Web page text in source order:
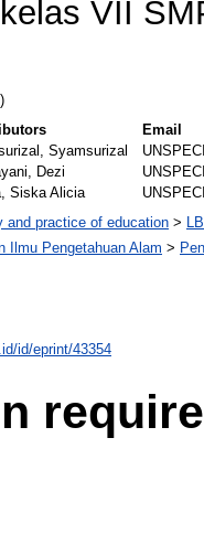
VII
Email
Syamsurizal
Dezi
Siska Alicia
and practice of education >
Ilmu Pengetahuan Alam >
id/eprint/43354